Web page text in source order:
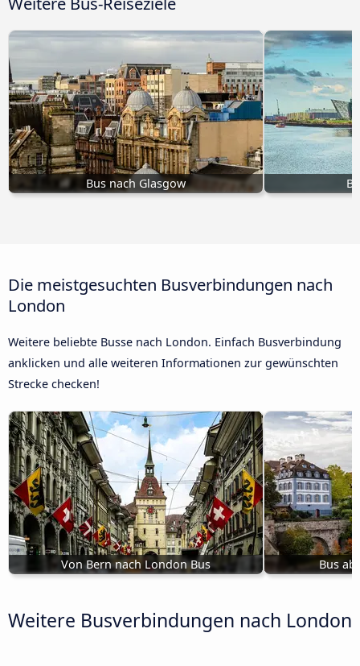
Bus nach Glasgow
Die meistgesuchten Busverbindungen nach
London
Weitere beliebte Busse nach London. Einfach Busverbindung
anklicken und alle weiteren Informationen zur gewünschten
Strecke checken!
Von Bern nach London Bus Bus
Weitere Busverbindungen nach London